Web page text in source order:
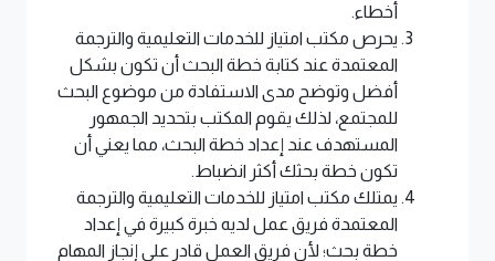
أخطاء.
يحرص مكتب امتياز للخدمات التعليمية والترجمة
المعتمدة عند كتابة خطة البحث أن تكون بشكل
أفضل وتوضح مدى الاستفادة من موضوع البحث
للمجتمع، لذلك يقوم المكتب بتحديد الجمهور
المستهدف عند إعداد خطة البحث، مما يعني أن
تكون خطة بحثك أكثر انضباط.
يمتلك مكتب امتياز للخدمات التعليمية والترجمة
المعتمدة فريق عمل لديه خبرة كبيرة في إعداد
خطة بحث؛ لأن فريق العمل قادر على إنجاز المهام